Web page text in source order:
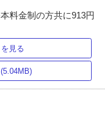
料金制の方共に913円
見る